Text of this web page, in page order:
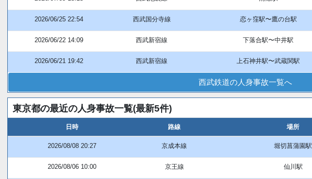
2026/06/25 22:54 西武国分寺線 恋ヶ窪駅〜鷹の台駅
2026/06/22 14:09 西武新宿線 下落合駅〜中井駅
2026/06/21 19:42 西武新宿線 上石神井駅〜武蔵関駅
西武鉄道の人身事故一覧へ
東京都の最近の人身事故一覧(最新5件)
日時 路線 場所
2026/08/08 20:27 京成本線 堀切菖蒲園駅
2026/08/06 10:00 京王線 仙川駅